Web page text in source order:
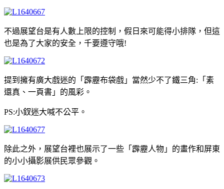
不過展望台是有人數上限的控制，假日來可能得小排隊，但這
也是為了大家的安全，千要遵守哦!
提到擁有廣大戲迷的「霹靂布袋戲」當然少不了鐵三角:「素
還真、一頁書」的風彩。
PS:小釵迷大喊不公平。
除此之外，展望台裡也展示了一些「霹靂人物」的畫作和屏東
的小小攝影展供民眾參觀。